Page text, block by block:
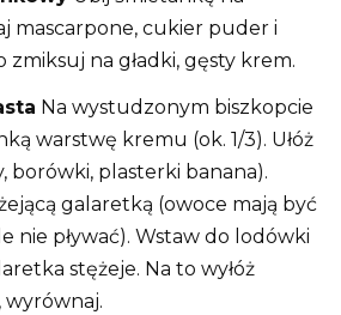
mascarpone, cukier puder i
zmiksuj na gładki, gęsty krem.
Na wystudzonym biszkopcie
warstwę kremu (ok. 1/3). Ułóż
borówki, plasterki banana).
galaretką (owoce mają być
nie pływać). Wstaw do lodówki
stężeje. Na to wyłóż